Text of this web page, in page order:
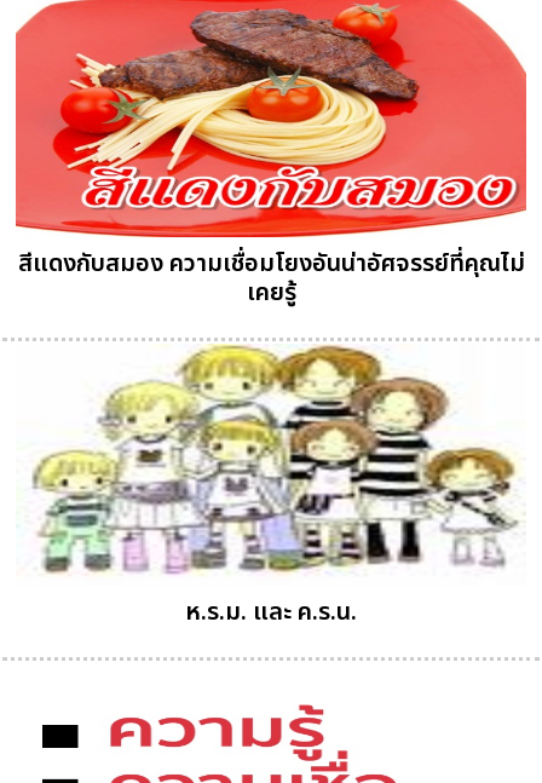
สีแดงกับสมอง ความเชื่อมโยงอันน่าอัศจรรย์ที่คุณไม่
เคยรู้
ห.ร.ม. และ ค.ร.น.